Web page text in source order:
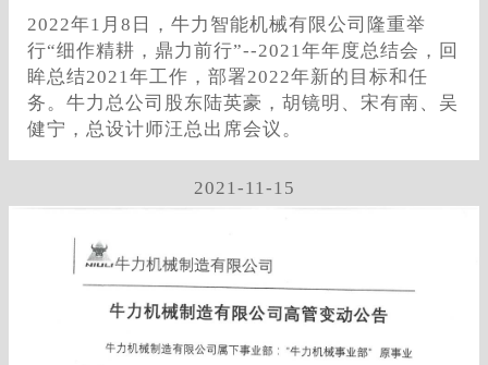
2022年1月8日，牛力智能机械有限公司隆重举
行“细作精耕，鼎力前行”--2021年年度总结会，回
眸总结2021年工作，部署2022年新的目标和任
务。牛力总公司股东陆英豪，胡镜明、宋有南、吴
健宁，总设计师汪总出席会议。
2021-11-15